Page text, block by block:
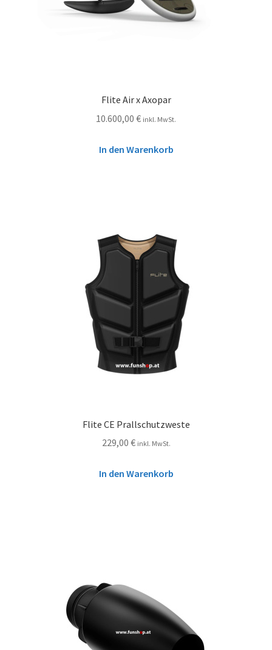
Flite Air x Axopar
10.600,00 € inkl. MwSt.
In den Warenkorb
Flite CE Prallschutzweste
229,00 € inkl. MwSt.
In den Warenkorb